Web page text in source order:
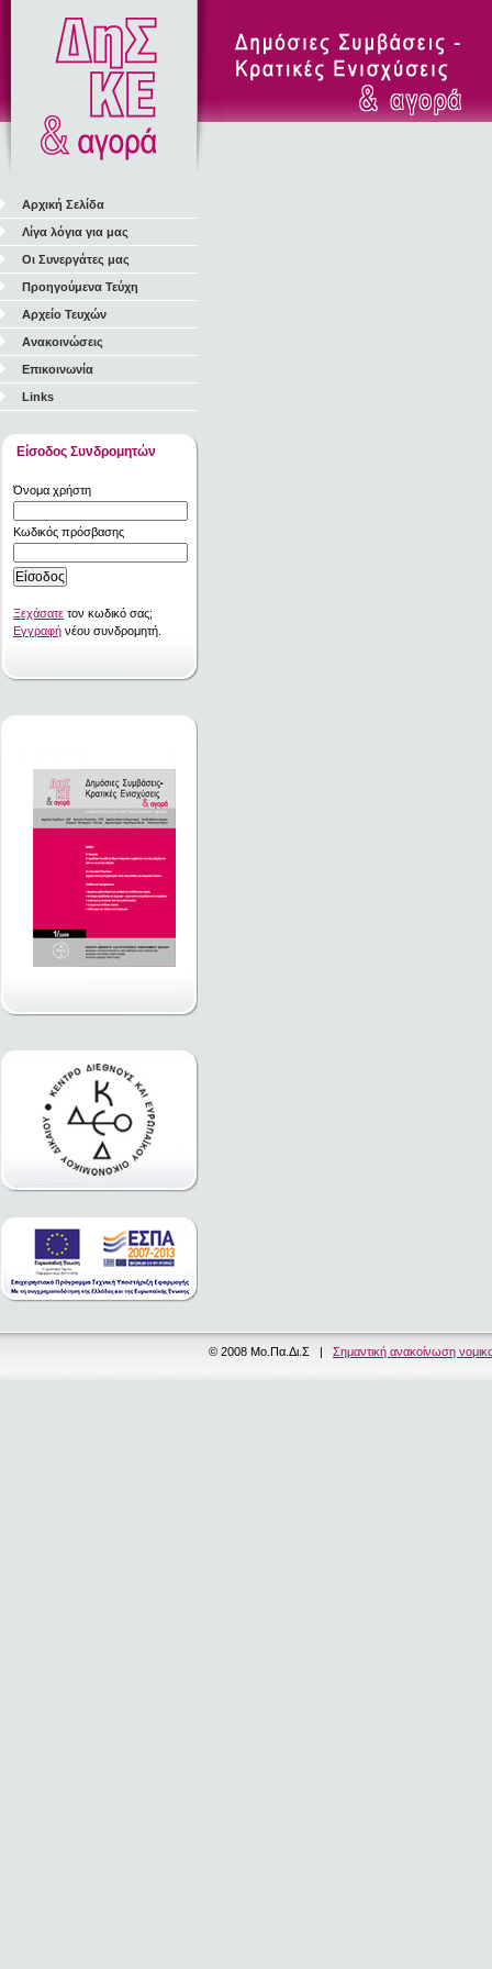
Αρχική Σελίδα
Λίγα λόγια για μας
Οι Συνεργάτες μας
Προηγούμενα Τεύχη
Αρχείο Τευχών
Ανακοινώσεις
Επικοινωνία
Links
Είσοδος Συνδρομητών
Όνομα χρήστη
Κωδικός πρόσβασης
Ξεχάσατε τον κωδικό σας;
Εγγραφή νέου συνδρομητή.
© 2008 Μο.Πα.Δι.Σ | Σημαντική ανακοίνωση